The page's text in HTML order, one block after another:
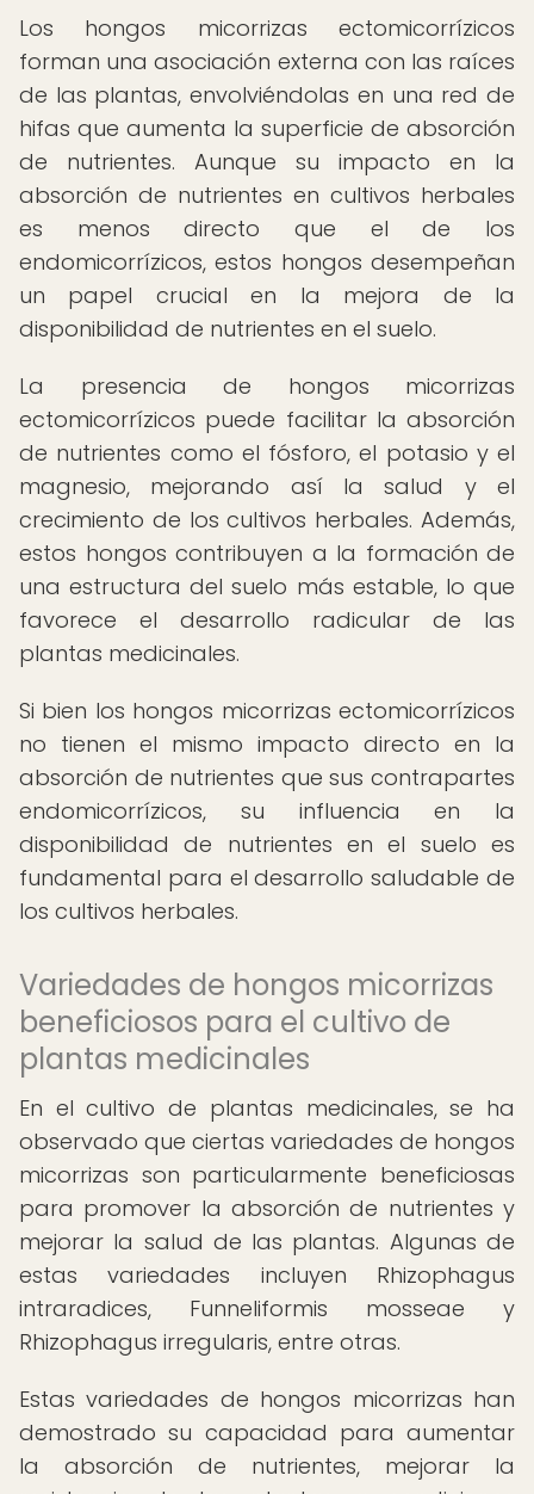
Los hongos micorrizas ectomicorrízicos
forman una asociación externa con las raíces
de las plantas, envolviéndolas en una red de
hifas que aumenta la superficie de absorción
de nutrientes. Aunque su impacto en la
absorción de nutrientes en cultivos herbales
es menos directo que el de los
endomicorrízicos, estos hongos desempeñan
un papel crucial en la mejora de la
disponibilidad de nutrientes en el suelo.
La presencia de hongos micorrizas
ectomicorrízicos puede facilitar la absorción
de nutrientes como el fósforo, el potasio y el
magnesio, mejorando así la salud y el
crecimiento de los cultivos herbales. Además,
estos hongos contribuyen a la formación de
una estructura del suelo más estable, lo que
favorece el desarrollo radicular de las
plantas medicinales.
Si bien los hongos micorrizas ectomicorrízicos
no tienen el mismo impacto directo en la
absorción de nutrientes que sus contrapartes
endomicorrízicos, su influencia en la
disponibilidad de nutrientes en el suelo es
fundamental para el desarrollo saludable de
los cultivos herbales.
Variedades de hongos micorrizas
beneficiosos para el cultivo de
plantas medicinales
En el cultivo de plantas medicinales, se ha
observado que ciertas variedades de hongos
micorrizas son particularmente beneficiosas
para promover la absorción de nutrientes y
mejorar la salud de las plantas. Algunas de
estas variedades incluyen Rhizophagus
intraradices, Funneliformis mosseae y
Rhizophagus irregularis, entre otras.
Estas variedades de hongos micorrizas han
demostrado su capacidad para aumentar
la absorción de nutrientes, mejorar la